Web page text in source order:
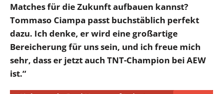
Matches für die Zukunft aufbauen kannst?
Tommaso Ciampa passt buchstäblich perfekt
dazu. Ich denke, er wird eine großartige
Bereicherung für uns sein, und ich freue mich
sehr, dass er jetzt auch TNT-Champion bei AEW
ist.“